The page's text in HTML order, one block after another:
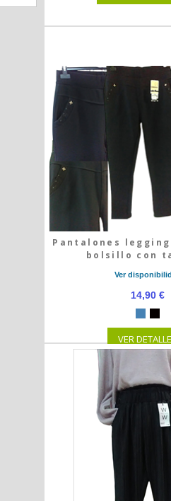
Pantalones
bolsillo con
Ver
14,90 €
VER